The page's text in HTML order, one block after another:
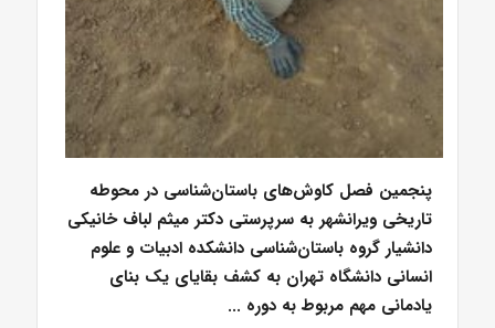
پنجمین فصل کاوش‌های باستان‌شناسی در محوطه
تاریخی ویرانشهر به سرپرستی دکتر میثم لباف خانیکی
دانشیار گروه باستان‌شناسی دانشکده ادبیات و علوم
انسانی دانشگاه تهران به کشف بقایای یک بنای
یادمانی مهم مربوط به دوره ...